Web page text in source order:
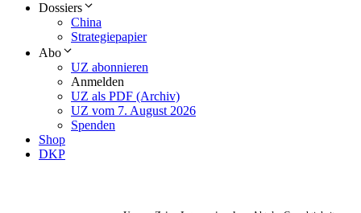
Dossiers
China
Strategiepapier
Abo
UZ abonnieren
Anmelden
UZ als PDF (Archiv)
UZ vom 7. August 2026
Spenden
Shop
DKP